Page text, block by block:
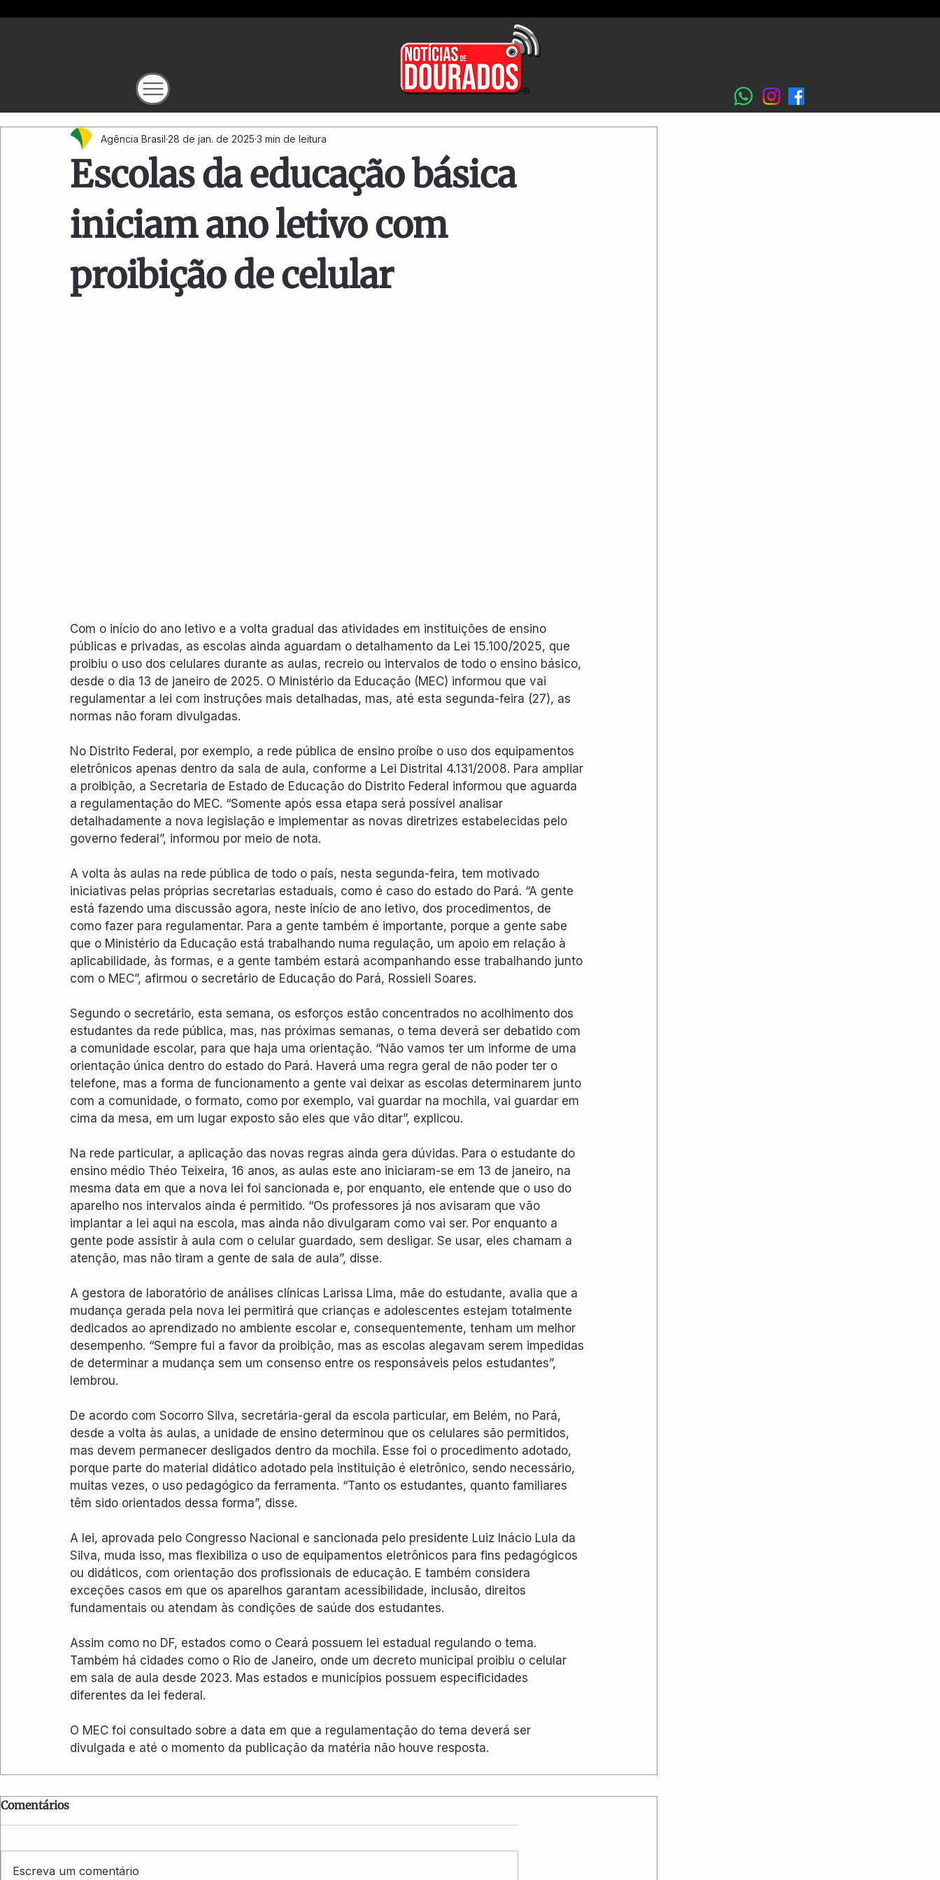
Escolas da educação básica
iniciam ano letivo com
proibição de celular
Agência Brasil 28 de jan. de 2025 3 min de leitura
Com o início do ano letivo e a volta gradual das atividades em instituições de ensino
públicas e privadas, as escolas ainda aguardam o detalhamento da Lei 15.100/2025, que
proibiu o uso dos celulares durante as aulas, recreio ou intervalos de todo o ensino básico,
desde o dia 13 de janeiro de 2025. O Ministério da Educação (MEC) informou que vai
regulamentar a lei com instruções mais detalhadas, mas, até esta segunda-feira (27), as
normas não foram divulgadas.
No Distrito Federal, por exemplo, a rede pública de ensino proíbe o uso dos equipamentos
eletrônicos apenas dentro da sala de aula, conforme a Lei Distrital 4.131/2008. Para ampliar
a proibição, a Secretaria de Estado de Educação do Distrito Federal informou que aguarda
a regulamentação do MEC. “Somente após essa etapa será possível analisar
detalhadamente a nova legislação e implementar as novas diretrizes estabelecidas pelo
governo federal”, informou por meio de nota.
A volta às aulas na rede pública de todo o país, nesta segunda-feira, tem motivado
iniciativas pelas próprias secretarias estaduais, como é caso do estado do Pará. “A gente
está fazendo uma discussão agora, neste início de ano letivo, dos procedimentos, de
como fazer para regulamentar. Para a gente também é importante, porque a gente sabe
que o Ministério da Educação está trabalhando numa regulação, um apoio em relação à
aplicabilidade, às formas, e a gente também estará acompanhando esse trabalhando junto
com o MEC”, afirmou o secretário de Educação do Pará, Rossieli Soares.
Segundo o secretário, esta semana, os esforços estão concentrados no acolhimento dos
estudantes da rede pública, mas, nas próximas semanas, o tema deverá ser debatido com
a comunidade escolar, para que haja uma orientação. “Não vamos ter um informe de uma
orientação única dentro do estado do Pará. Haverá uma regra geral de não poder ter o
telefone, mas a forma de funcionamento a gente vai deixar as escolas determinarem junto
com a comunidade, o formato, como por exemplo, vai guardar na mochila, vai guardar em
cima da mesa, em um lugar exposto são eles que vão ditar”, explicou.
Na rede particular, a aplicação das novas regras ainda gera dúvidas. Para o estudante do
ensino médio Théo Teixeira, 16 anos, as aulas este ano iniciaram-se em 13 de janeiro, na
mesma data em que a nova lei foi sancionada e, por enquanto, ele entende que o uso do
aparelho nos intervalos ainda é permitido. “Os professores já nos avisaram que vão
implantar a lei aqui na escola, mas ainda não divulgaram como vai ser. Por enquanto a
gente pode assistir à aula com o celular guardado, sem desligar. Se usar, eles chamam a
atenção, mas não tiram a gente de sala de aula”, disse.
A gestora de laboratório de análises clínicas Larissa Lima, mãe do estudante, avalia que a
mudança gerada pela nova lei permitirá que crianças e adolescentes estejam totalmente
dedicados ao aprendizado no ambiente escolar e, consequentemente, tenham um melhor
desempenho. “Sempre fui a favor da proibição, mas as escolas alegavam serem impedidas
de determinar a mudança sem um consenso entre os responsáveis pelos estudantes”,
lembrou.
De acordo com Socorro Silva, secretária-geral da escola particular, em Belém, no Pará,
desde a volta às aulas, a unidade de ensino determinou que os celulares são permitidos,
mas devem permanecer desligados dentro da mochila. Esse foi o procedimento adotado,
porque parte do material didático adotado pela instituição é eletrônico, sendo necessário,
muitas vezes, o uso pedagógico da ferramenta. “Tanto os estudantes, quanto familiares
têm sido orientados dessa forma”, disse.
A lei, aprovada pelo Congresso Nacional e sancionada pelo presidente Luiz Inácio Lula da
Silva, muda isso, mas flexibiliza o uso de equipamentos eletrônicos para fins pedagógicos
ou didáticos, com orientação dos profissionais de educação. E também considera
exceções casos em que os aparelhos garantam acessibilidade, inclusão, direitos
fundamentais ou atendam às condições de saúde dos estudantes.
Assim como no DF, estados como o Ceará possuem lei estadual regulando o tema.
Também há cidades como o Rio de Janeiro, onde um decreto municipal proibiu o celular
em sala de aula desde 2023. Mas estados e municípios possuem especificidades
diferentes da lei federal.
O MEC foi consultado sobre a data em que a regulamentação do tema deverá ser
divulgada e até o momento da publicação da matéria não houve resposta.
Comentários
Escreva um comentário